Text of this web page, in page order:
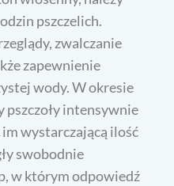
pszczelich.
zwalczanie
zapewnienie
wody. W okresie
intensywnie
wystarczającą ilość
swobodnie
w którym odpowiedź